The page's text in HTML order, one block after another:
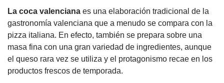
La coca valenciana es una elaboración tradicional de la
gastronomía valenciana que a menudo se compara con la
pizza italiana. En efecto, también se prepara sobre una
masa fina con una gran variedad de ingredientes, aunque
el queso rara vez se utiliza y el protagonismo recae en los
productos frescos de temporada.